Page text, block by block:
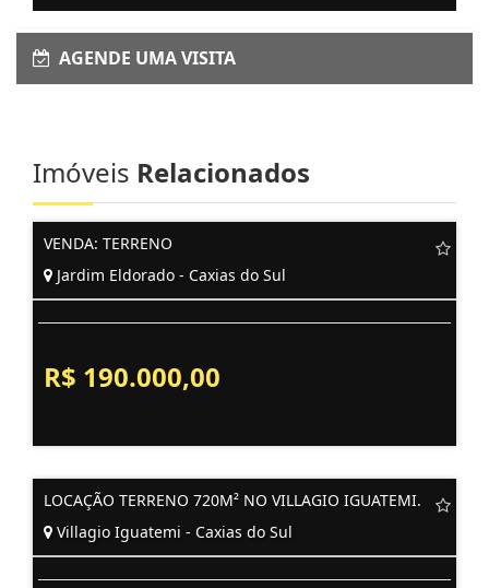
AGENDE UMA VISITA
Imóveis Relacionados
VENDA: TERRENO
Jardim Eldorado - Caxias do Sul
R$ 190.000,00
LOCAÇÃO TERRENO 720M² NO VILLAGIO IGUATEMI.
Villagio Iguatemi - Caxias do Sul